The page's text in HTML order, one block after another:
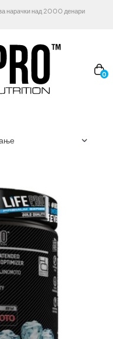
нарачки над 2000 денари
0